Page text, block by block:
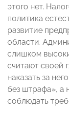
этого нет.
политика
развитие
области.
слишком
считают своей
наказать за
без штрафа», а
соблюдать